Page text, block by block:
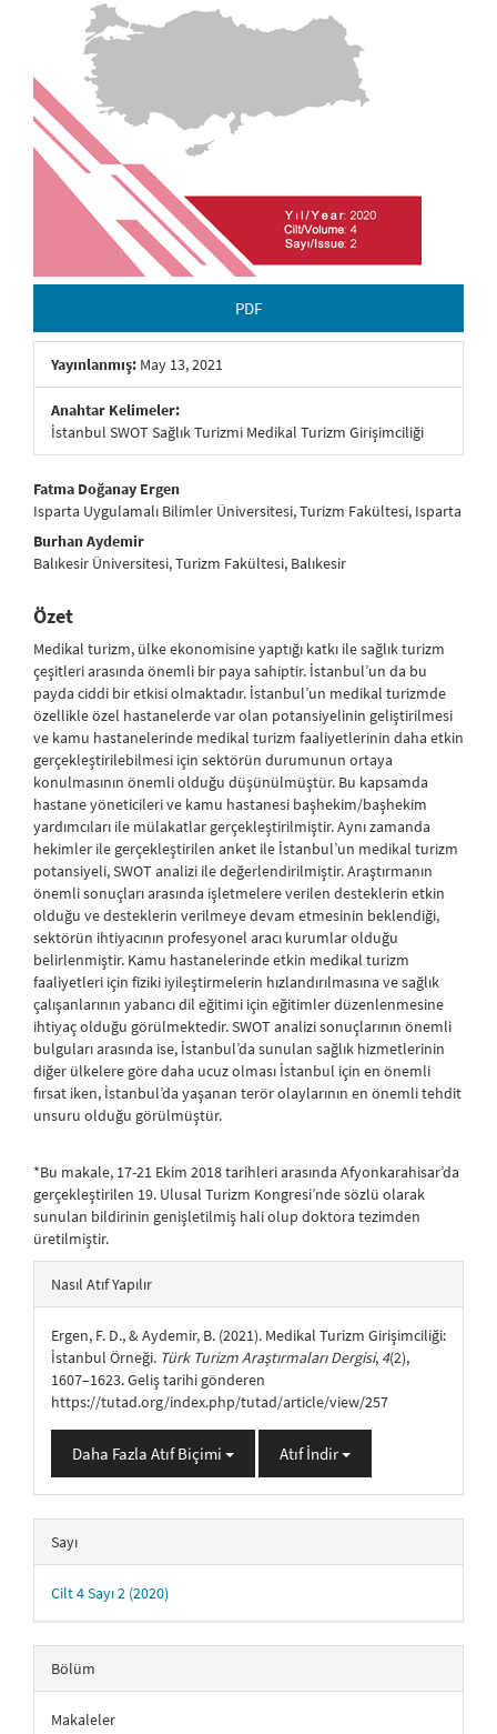
PDF
Yayınlanmış: May 13, 2021
Anahtar Kelimeler:
İstanbul SWOT Sağlık Turizmi Medikal Turizm Girişimciliği
##plugins.themes.bootstrap3.article.main##
Fatma Doğanay Ergen
Isparta Uygulamalı Bilimler Üniversitesi, Turizm Fakültesi, Isparta
Burhan Aydemir
Balıkesir Üniversitesi, Turizm Fakültesi, Balıkesir
Özet
Medikal turizm, ülke ekonomisine yaptığı katkı ile sağlık turizm
çeşitleri arasında önemli bir paya sahiptir. İstanbul’un da bu
payda ciddi bir etkisi olmaktadır. İstanbul’un medikal turizmde
özellikle özel hastanelerde var olan potansiyelinin geliştirilmesi
ve kamu hastanelerinde medikal turizm faaliyetlerinin daha etkin
gerçekleştirilebilmesi için sektörün durumunun ortaya
konulmasının önemli olduğu düşünülmüştür. Bu kapsamda
hastane yöneticileri ve kamu hastanesi başhekim/başhekim
yardımcıları ile mülakatlar gerçekleştirilmiştir. Aynı zamanda
hekimler ile gerçekleştirilen anket ile İstanbul’un medikal turizm
potansiyeli, SWOT analizi ile değerlendirilmiştir. Araştırmanın
önemli sonuçları arasında işletmelere verilen desteklerin etkin
olduğu ve desteklerin verilmeye devam etmesinin beklendiği,
sektörün ihtiyacının profesyonel aracı kurumlar olduğu
belirlenmiştir. Kamu hastanelerinde etkin medikal turizm
faaliyetleri için fiziki iyileştirmelerin hızlandırılmasına ve sağlık
çalışanlarının yabancı dil eğitimi için eğitimler düzenlenmesine
ihtiyaç olduğu görülmektedir. SWOT analizi sonuçlarının önemli
bulguları arasında ise, İstanbul’da sunulan sağlık hizmetlerinin
diğer ülkelere göre daha ucuz olması İstanbul için en önemli
fırsat iken, İstanbul’da yaşanan terör olaylarının en önemli tehdit
unsuru olduğu görülmüştür.
*Bu makale, 17-21 Ekim 2018 tarihleri arasında Afyonkarahisar’da
gerçekleştirilen 19. Ulusal Turizm Kongresi’nde sözlü olarak
sunulan bildirinin genişletilmiş hali olup doktora tezimden
üretilmiştir.
##plugins.themes.bootstrap3.article.details##
Nasıl Atıf Yapılır
Ergen, F. D., & Aydemir, B. (2021). Medikal Turizm Girişimciliği:
İstanbul Örneği. Türk Turizm Araştırmaları Dergisi, 4(2),
1607–1623. Geliş tarihi gönderen
https://tutad.org/index.php/tutad/article/view/257
Daha Fazla Atıf Biçimi Atıf İndir
Sayı
Cilt 4 Sayı 2 (2020)
Bölüm
Makaleler